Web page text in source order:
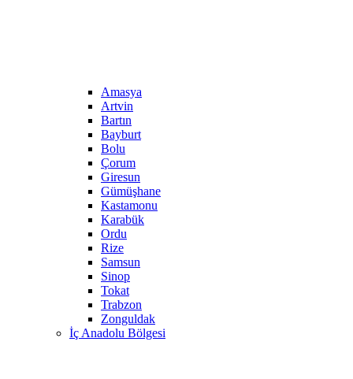
Amasya
Artvin
Bartın
Bayburt
Bolu
Çorum
Giresun
Gümüşhane
Kastamonu
Karabük
Ordu
Rize
Samsun
Sinop
Tokat
Trabzon
Zonguldak
İç Anadolu Bölgesi